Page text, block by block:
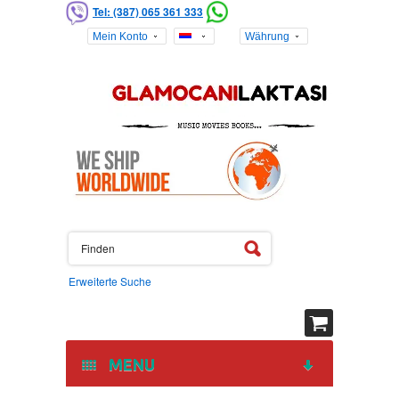
Tel: (387) 065 361 333
Mein Konto Währung
Erweiterte Suche
MENU
Your Email Address:
By logging in you will be able to manage your alerts and have more
features, or you can create an account